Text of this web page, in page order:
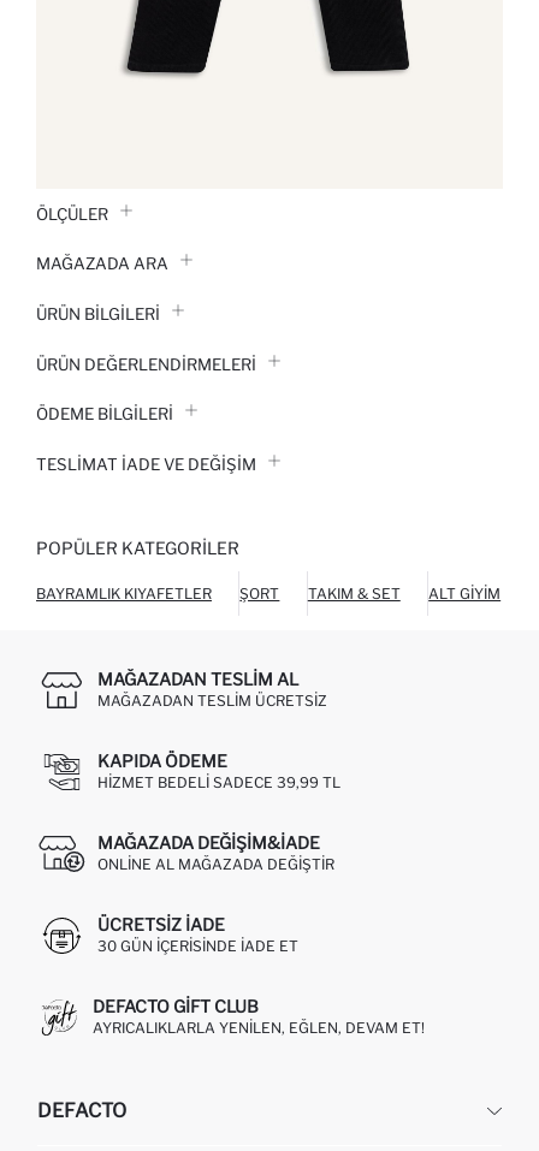
ÖLÇÜLER
MAĞAZADA ARA
ÜRÜN BILGILERI
ÜRÜN DEĞERLENDİRMELERİ
ÖDEME BİLGİLERİ
TESLIMAT İADE VE DEĞIŞIM
POPÜLER KATEGORILER
BAYRAMLIK KIYAFETLER ŞORT TAKIM & SET ALT GIYIM
MAĞAZADAN TESLIM AL
MAĞAZADAN TESLIM ÜCRETSIZ
KAPIDA ÖDEME
HIZMET BEDELI SADECE 39,99 TL
MAĞAZADA DEĞIŞIM&İADE
ONLINE AL MAĞAZADA DEĞIŞTIR
ÜCRETSIZ IADE
30 GÜN IÇERISINDE IADE ET
DEFACTO GIFT CLUB
AYRICALIKLARLA YENILEN, EĞLEN, DEVAM ET!
DEFACTO